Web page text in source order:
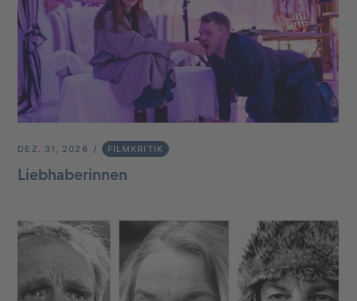
DEZ. 31, 2026 FILMKRITIK
Liebhaberinnen